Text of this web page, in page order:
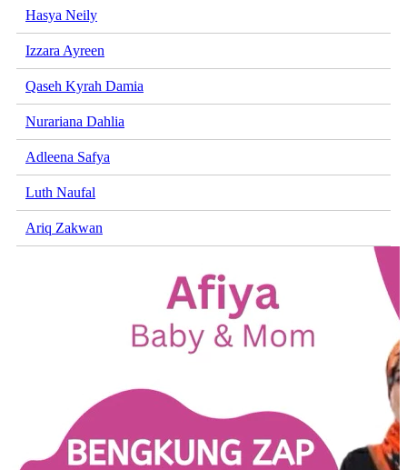
Hasya Neily
Izzara Ayreen
Qaseh Kyrah Damia
Nurariana Dahlia
Adleena Safya
Luth Naufal
Ariq Zakwan